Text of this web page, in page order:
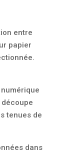
entre
papier
tenues de
dans